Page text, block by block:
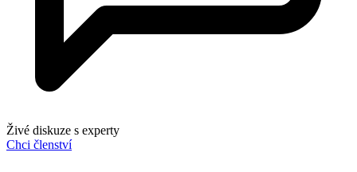
Živé diskuze s experty
Chci členství